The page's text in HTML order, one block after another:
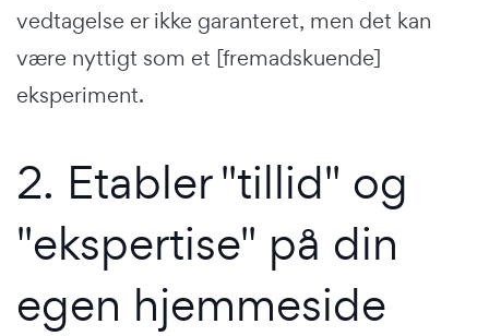
vedtagelse er ikke garanteret, men det kan
være nyttigt som et [fremadskuende]
eksperiment.
2. Etabler "tillid" og
"ekspertise" på din
egen hjemmeside